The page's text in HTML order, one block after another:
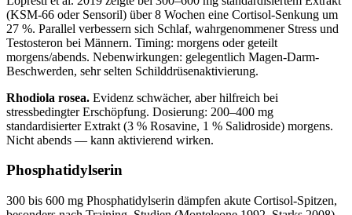
(KSM-66 oder Sensoril) über 8 Wochen eine Cortisol-Senkung um
27 %. Parallel verbessern sich Schlaf, wahrgenommener Stress und
Testosteron bei Männern. Timing: morgens oder geteilt
morgens/abends. Nebenwirkungen: gelegentlich Magen-Darm-
Beschwerden, sehr selten Schilddrüsenaktivierung.
Rhodiola rosea. Evidenz schwächer, aber hilfreich bei
stressbedingter Erschöpfung. Dosierung: 200–400 mg
standardisierter Extrakt (3 % Rosavine, 1 % Salidroside) morgens.
Nicht abends — kann aktivierend wirken.
Phosphatidylserin
300 bis 600 mg Phosphatidylserin dämpfen akute Cortisol-Spitzen,